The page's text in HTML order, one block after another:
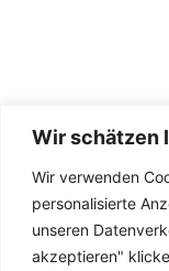
Wir schätzen
Wir verwenden
personalisierte
unseren
akzeptieren"